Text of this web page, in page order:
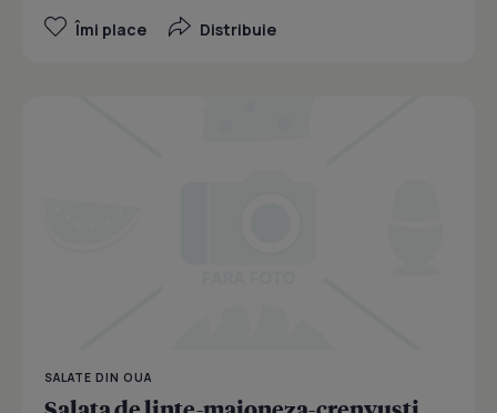
Îmi place Distribuie
SALATE DIN OUA